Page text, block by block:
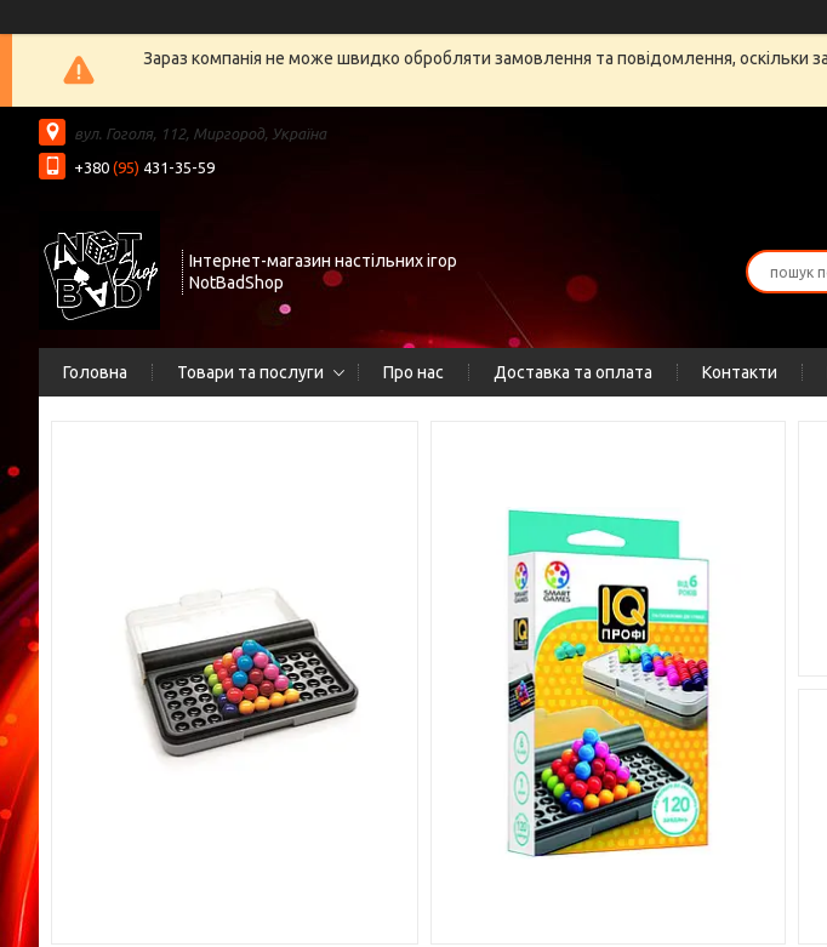
Зараз компанія не може швидко обробляти замовлення та повідомлення, оскільки
вул. Гоголя, 112, Миргород, Україна
+380 (95) 431-35-59
Інтернет-магазин настільних ігор
NotBadShop
Головна Товари та послуги Про нас Доставка та оплата Контакти